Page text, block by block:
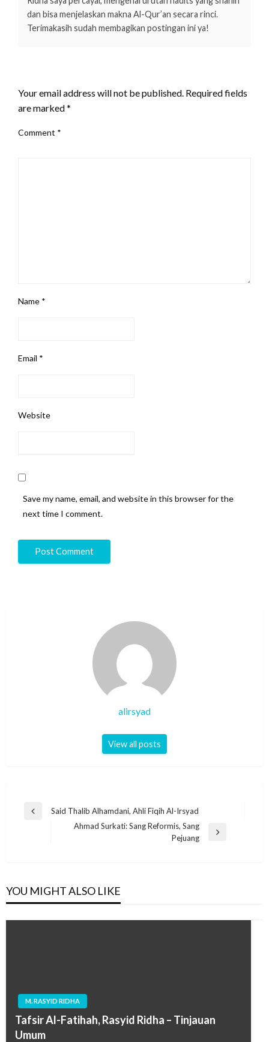
dan bisa menjelaskan makna Al-Qur’an secara rinci.
Terimakasih sudah membagikan postingan ini ya!
Your email address will not be published. Required fields
are marked*
Comment *
Name *
Email *
Website
Save my name, email, and website in this browser for the
next time I comment.
alirsyad
View all posts
Post
navigation
Previous
Said Thalib Alhamdani, Ahli Fiqih Al-Irsyad
Ahmad Surkati: Sang Reformis, Sang
Pejuang
YOU MIGHT ALSO LIKE
M. RASYID RIDHA
Tafsir Al-Fatihah, Rasyid Ridha – Tinjauan
Umum